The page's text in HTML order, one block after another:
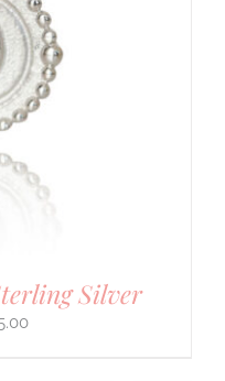
Silver